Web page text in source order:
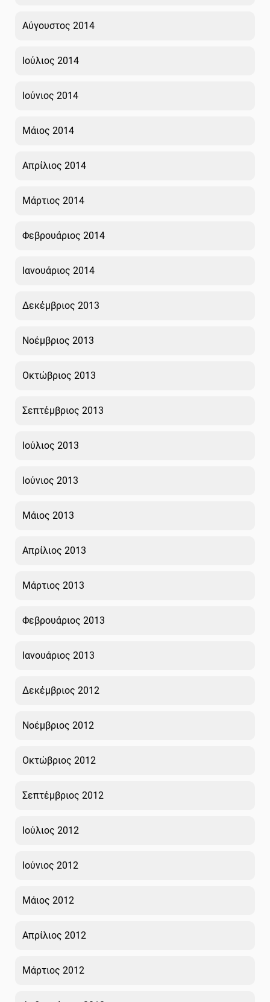
Αύγουστος 2014
Ιούλιος 2014
Ιούνιος 2014
Μάιος 2014
Απρίλιος 2014
Μάρτιος 2014
Φεβρουάριος 2014
Ιανουάριος 2014
Δεκέμβριος 2013
Νοέμβριος 2013
Οκτώβριος 2013
Σεπτέμβριος 2013
Ιούλιος 2013
Ιούνιος 2013
Μάιος 2013
Απρίλιος 2013
Μάρτιος 2013
Φεβρουάριος 2013
Ιανουάριος 2013
Δεκέμβριος 2012
Νοέμβριος 2012
Οκτώβριος 2012
Σεπτέμβριος 2012
Ιούλιος 2012
Ιούνιος 2012
Μάιος 2012
Απρίλιος 2012
Μάρτιος 2012